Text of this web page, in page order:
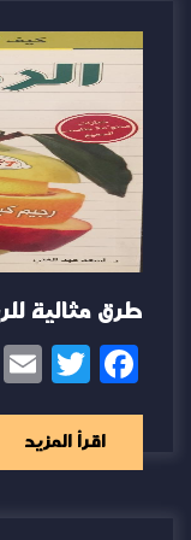
طرق مثالية
اقرأ المزيد